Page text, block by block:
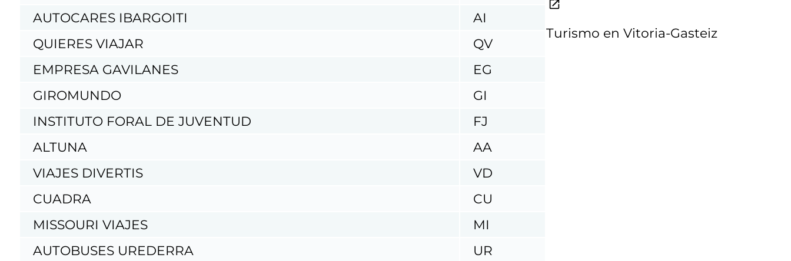
AUTOCARES IBARGOITI
AI
QUIERES VIAJAR
QV
EMPRESA GAVILANES
EG
GIROMUNDO
GI
INSTITUTO FORAL DE JUVENTUD
FJ
ALTUNA
AA
VIAJES DIVERTIS
VD
CUADRA
CU
MISSOURI VIAJES
MI
AUTOBUSES UREDERRA
UR
Turismo en Vitoria-Gasteiz